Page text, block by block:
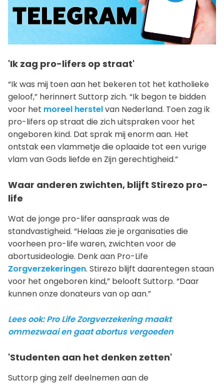
'Ik zag pro-lifers op straat'
“Ik was mij toen aan het bekeren tot het katholieke
geloof,” herinnert Suttorp zich. “Ik begon te bidden
voor het moreel herstelvan Nederland. Toen zag ik
pro-lifers op straat die zich uitspraken voor het
ongeboren kind. Dat sprak mij enorm aan. Het
ontstak een vlammetje die oplaaide tot een vurige
vlam van Gods liefde en Zijn gerechtigheid.”
Waar anderen zwichten, blijft Stirezo pro-
life
Wat de jonge pro-lifer aanspraak was de
standvastigheid. “Helaas zie je organisaties die
voorheen pro-life waren, zwichten voor de
abortusideologie. Denk aan Pro-Life
Zorgverzekeringen. Stirezo blijft daarentegen staan
voor het ongeboren kind,” belooft Suttorp. “Daar
kunnen onze donateurs van op aan.”
Lees ook: Pro Life Zorgverzekering maakt
ommezwaai en gaat abortus vergoeden
'Studenten aan het denken zetten'
Suttorp ging zelf deelnemen aan de